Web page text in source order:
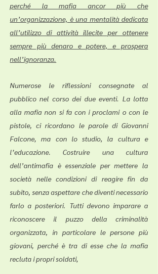
perché la mafia ancor più che
un’organizzazione, è una mentalità dedicata
all’utilizzo di attività illecite per ottenere
sempre più denaro e potere, e prospera
nell’ignoranza.
Numerose le riflessioni consegnate al
pubblico nel corso dei due eventi. La lotta
alla mafia non si fa con i proclami o con le
pistole, ci ricordano le parole di Giovanni
Falcone, ma con lo studio, la cultura e
l’educazione. Costruire una cultura
dell’antimafia è essenziale per mettere la
società nelle condizioni di reagire fin da
subito, senza aspettare che diventi necessario
farlo a posteriori. Tutti devono imparare a
riconoscere il puzzo della criminalità
organizzata, in particolare le persone più
giovani, perché è tra di esse che la mafia
recluta i propri soldati,